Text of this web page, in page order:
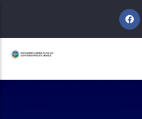
al
contenido
principal